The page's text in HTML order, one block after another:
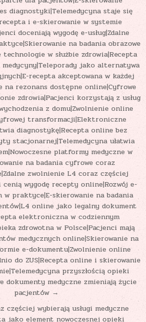
diagnostyki|Telemedycyna staje się
i e-skierowanie w systemie
doceniają wygodę e-usług|Zdalne
na badania obrazowe
technologie w służbie zdrowia|Recepta
jako alternatywa
recepta akceptowana w każdej
na rezonans dostępne online|Cyfrowe
zdrowia|Pacjenci korzystają z usług
z domu|Zwolnienie online
transformacji|Elektroniczne
diagnostykę|Recepta online bez
stacjonarnej|Telemedycyna ułatwia
platformy medyczne w
na badania cyfrowe coraz
zwolnienie L4 coraz częściej
cenią wygodę recepty online|Rozwój e-
w praktyce|E-skierowanie na badania
online jako legalny dokument
elektroniczna w codziennym
zdrowotna w Polsce|Pacjenci mają
medycznych online|Skierowanie na
e-dokumentu|Zwolnienie online
do ZUS|Recepta online i skierowanie
przyszłością opieki
dokumenty medyczne zmieniają życie
pacjentów →
częściej wybierają usługi medyczne
jako element nowoczesnej opieki